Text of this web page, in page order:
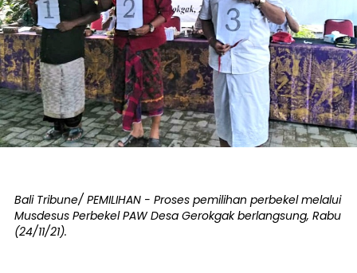
Bali Tribune/ PEMILIHAN - Proses pemilihan perbekel melalui
Musdesus Perbekel PAW Desa Gerokgak berlangsung, Rabu
(24/11/21).